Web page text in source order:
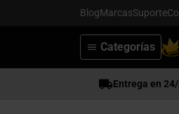
BlogMarcasSuporte
Categorías
Entrega en